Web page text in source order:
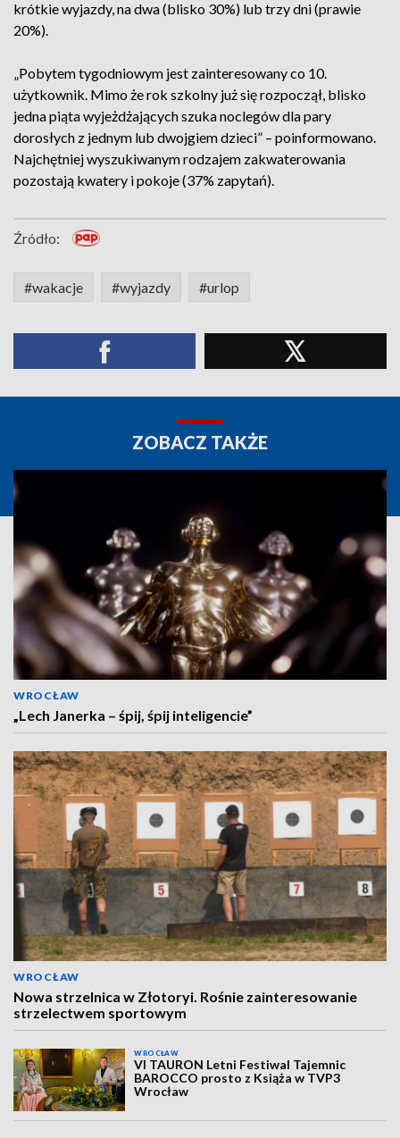
krótkie wyjazdy, na dwa (blisko 30%) lub trzy dni (prawie
20%).
„Pobytem tygodniowym jest zainteresowany co 10.
użytkownik. Mimo że rok szkolny już się rozpoczął, blisko
jedna piąta wyjeżdżających szuka noclegów dla pary
dorosłych z jednym lub dwojgiem dzieci” – poinformowano.
Najchętniej wyszukiwanym rodzajem zakwaterowania
pozostają kwatery i pokoje (37% zapytań).
Źródło:
#wakacje #wyjazdy #urlop
ZOBACZ TAKŻE
WROCŁAW
„Lech Janerka – śpij, śpij inteligencie”
WROCŁAW
Nowa strzelnica w Złotoryi. Rośnie zainteresowanie
strzelectwem sportowym
WROCŁAW
VI TAURON Letni Festiwal Tajemnic
BAROCCO prosto z Książa w TVP3
Wrocław